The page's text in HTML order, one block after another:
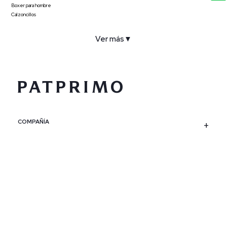
Boxer para hombre
Calzoncillos
Ver más ▼
COMPAÑÍA